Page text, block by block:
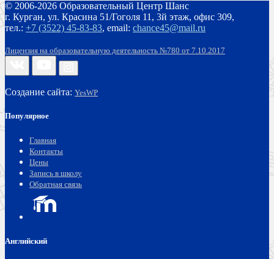
© 2006-2026 Образовательный Центр Шанс
г. Курган, ул. Красина 51/Гоголя 11, 3й этаж, офис 309,
тел.: +7 (3522) 45-83-83, email: chance45@mail.ru
Лицензия на образовательную деятельность №780 от 7.10.2017
Создание сайта: YesWP
Популярное
Главная
Контакты
Цены
Запись в школу
Обратная связь
Английский